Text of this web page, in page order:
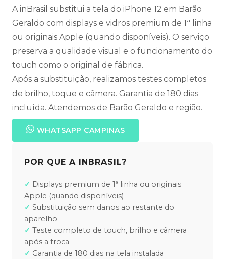
A inBrasil substitui a tela do iPhone 12 em Barão
Geraldo com displays e vidros premium de 1ª linha
ou originais Apple (quando disponíveis). O serviço
preserva a qualidade visual e o funcionamento do
touch como o original de fábrica.
Após a substituição, realizamos testes completos
de brilho, toque e câmera. Garantia de 180 dias
incluída. Atendemos de Barão Geraldo e região.
WHATSAPP CAMPINAS
POR QUE A INBRASIL?
Displays premium de 1ª linha ou originais
Apple (quando disponíveis)
Substituição sem danos ao restante do
aparelho
Teste completo de touch, brilho e câmera
após a troca
Garantia de 180 dias na tela instalada